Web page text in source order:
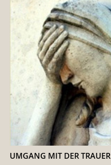
UMGANG MIT DER TRAUER